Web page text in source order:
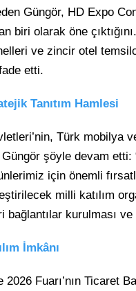
Güngör, HD Expo
biri olarak öne
ve zincir otel
etti.
Tanıtım Hamlesi
Türk mobilya
Güngör şöyle devam
için önemli
milli katılım
bağlantılar kurulması
İmkânı
Fuarı’nın Ticaret